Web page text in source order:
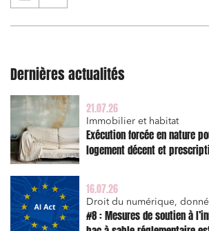
Dernières actualités
21.07.26
Immobilier et habitat
Exécution forcée en nature
logement décent et
16.07.26
Droit du numérique,
#8 : Mesures de soutien à
Relations commerciales et contrats
Associations et acteurs de
solidaire
Media et édition
Immobilier et habitat